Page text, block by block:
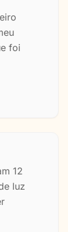
foi
12
luz